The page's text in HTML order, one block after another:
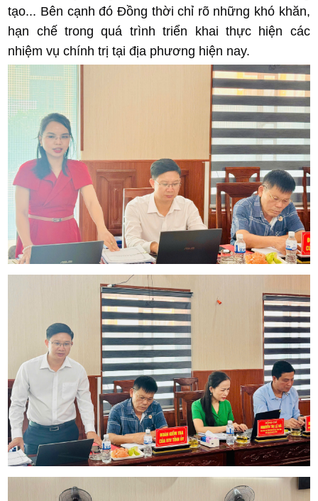
tạo... Bên cạnh đó Đồng thời chỉ rõ những khó khăn,
hạn chế trong quá trình triển khai thực hiện các
nhiệm vụ chính trị tại địa phương hiện nay.